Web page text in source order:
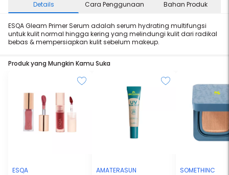
Details Cara Penggunaan Bahan Produk
ESQA Gleam Primer Serum adalah serum hydrating multifungsi
untuk kulit normal hingga kering yang melindungi kulit dari radikal
bebas & mempersiapkan kulit sebelum makeup.
Produk yang Mungkin Kamu Suka
ESQA
AMATERASUN
SOMETHINC